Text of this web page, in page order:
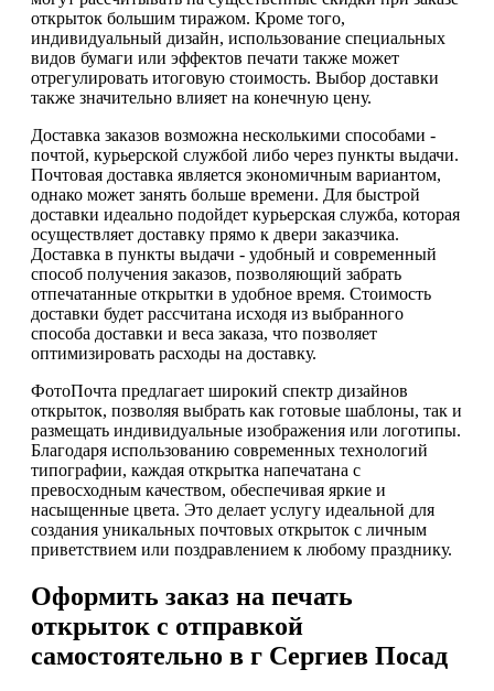
открыток большим тиражом. Кроме того,
индивидуальный дизайн, использование специальных
видов бумаги или эффектов печати также может
отрегулировать итоговую стоимость. Выбор доставки
также значительно влияет на конечную цену.
Доставка заказов возможна несколькими способами -
почтой, курьерской службой либо через пункты выдачи.
Почтовая доставка является экономичным вариантом,
однако может занять больше времени. Для быстрой
доставки идеально подойдет курьерская служба, которая
осуществляет доставку прямо к двери заказчика.
Доставка в пункты выдачи - удобный и современный
способ получения заказов, позволяющий забрать
отпечатанные открытки в удобное время. Стоимость
доставки будет рассчитана исходя из выбранного
способа доставки и веса заказа, что позволяет
оптимизировать расходы на доставку.
ФотоПочта предлагает широкий спектр дизайнов
открыток, позволяя выбрать как готовые шаблоны, так и
размещать индивидуальные изображения или логотипы.
Благодаря использованию современных технологий
типографии, каждая открытка напечатана с
превосходным качеством, обеспечивая яркие и
насыщенные цвета. Это делает услугу идеальной для
создания уникальных почтовых открыток с личным
приветствием или поздравлением к любому празднику.
Оформить заказ на печать
открыток с отправкой
самостоятельно в г Сергиев Посад